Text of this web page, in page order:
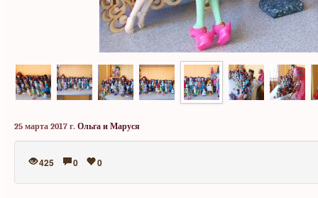
25 марта 2017 г. Ольга и Маруся
425 0 0